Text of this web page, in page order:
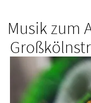
Musik zum